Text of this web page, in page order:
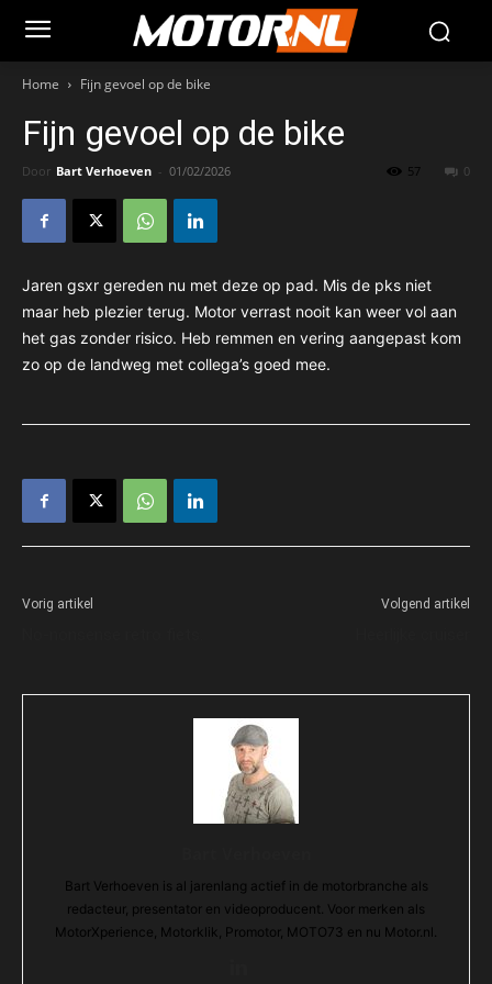
Home Fijn gevoel op de bike
Fijn gevoel op de bike
Door Bart Verhoeven - 01/02/2026 0
57
Jaren gsxr gereden nu met deze op pad. Mis de pks niet
maar heb plezier terug. Motor verrast nooit kan weer vol aan
het gas zonder risico. Heb remmen en vering aangepast kom
zo op de landweg met collega’s goed mee.
Vorig artikel Volgend artikel
Bart Verhoeven is al jarenlang actief in de motorbranche als
redacteur, presentator en videoproducent. Voor merken als
MotorXperience, Motorklik, Promotor, MOTO73 en nu Motor.nl.